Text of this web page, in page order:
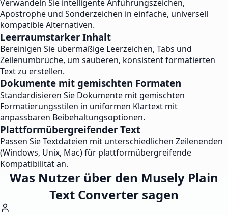
Verwandeln Sie intelligente Anführungszeichen,
Apostrophe und Sonderzeichen in einfache, universell
kompatible Alternativen.
Leerraumstarker Inhalt
Bereinigen Sie übermäßige Leerzeichen, Tabs und
Zeilenumbrüche, um sauberen, konsistent formatierten
Text zu erstellen.
Dokumente mit gemischten Formaten
Standardisieren Sie Dokumente mit gemischten
Formatierungsstilen in uniformen Klartext mit
anpassbaren Beibehaltungsoptionen.
Plattformübergreifender Text
Passen Sie Textdateien mit unterschiedlichen Zeilenenden
(Windows, Unix, Mac) für plattformübergreifende
Kompatibilität an.
Was Nutzer über den Musely Plain
Text Converter sagen